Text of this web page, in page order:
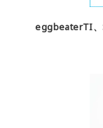
eggbeaterTI、